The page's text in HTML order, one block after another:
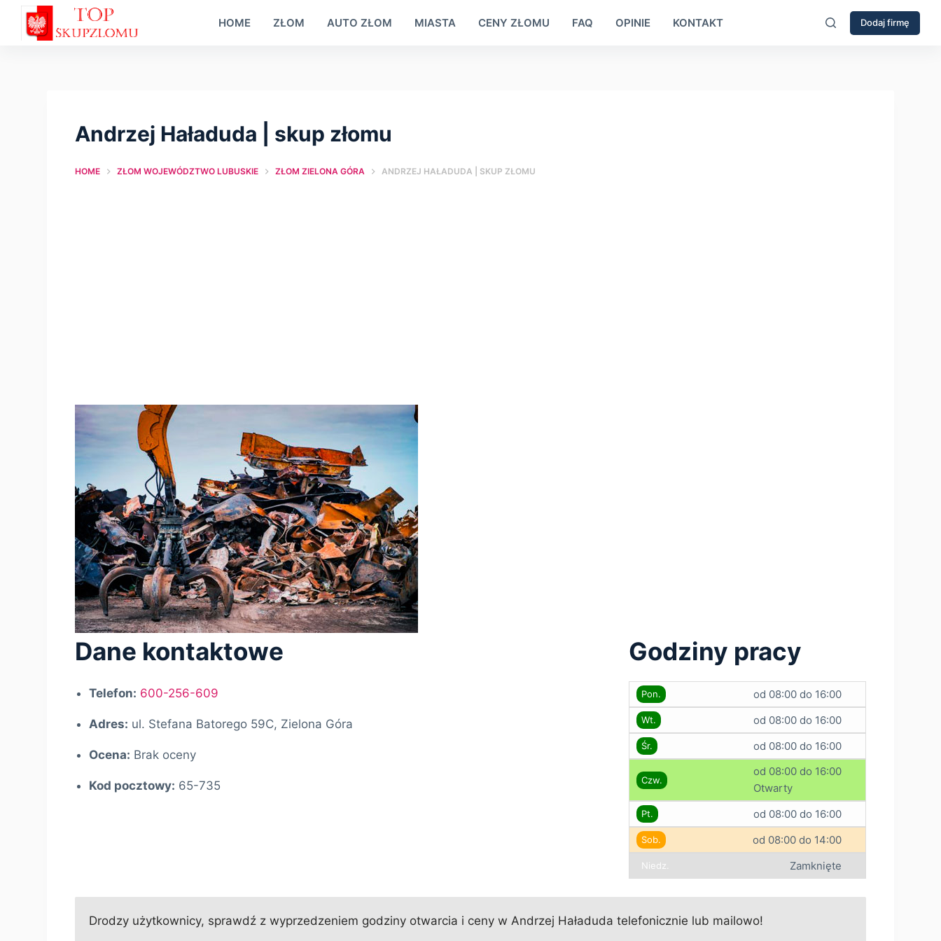
HOME ZŁOM AUTO ZŁOM MIASTA CENY ZŁOMU FAQ OPINIE KONTAKT Dodaj firmę
Andrzej Haładuda | skup złomu
HOME ZŁOM WOJEWÓDZTWO LUBUSKIE ZŁOM ZIELONA GÓRA ANDRZEJ HAŁADUDA | SKUP ZŁOMU
Dane kontaktowe
Telefon: 600-256-609
Adres: ul. Stefana Batorego 59C, Zielona Góra
Ocena: Brak oceny
Kod pocztowy: 65-735
Godziny pracy
Pon. od 08:00 do 16:00
Wt. od 08:00 do 16:00
Śr. od 08:00 do 16:00
Czw.
od 08:00 do 16:00
Otwarty
Pt. od 08:00 do 16:00
Sob. od 08:00 do 14:00
Niedz. Zamknięte
Drodzy użytkownicy, sprawdź z wyprzedzeniem godziny otwarcia i ceny w Andrzej Haładuda telefonicznie lub mailowo!